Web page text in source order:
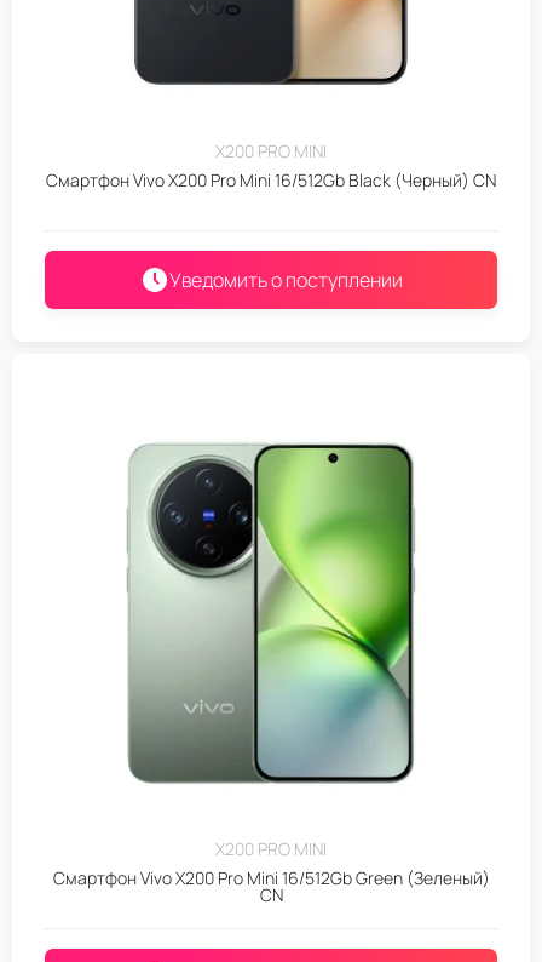
X200 PRO MINI
Смартфон Vivo X200 Pro Mini 16/512Gb Black (Черный) CN
Уведомить о поступлении
X200 PRO MINI
Смартфон Vivo X200 Pro Mini 16/512Gb Green (Зеленый)
CN